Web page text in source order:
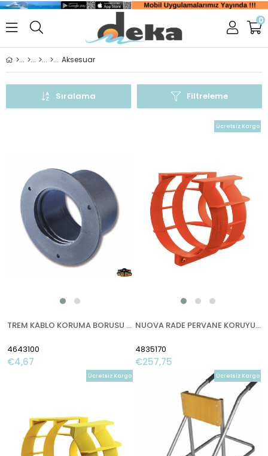
0
Aksesuar
Filtreleme
Sıralama
TREM KABLO KORUMA BORUSU İÇİN FLANŞ BAĞLANTISI
4643100
€4,67
NUOVA RADE PERVANE KORUYUCU,25-35 HP,Ø29CM,TURUNCU
4835170
€257,75
Ücretsiz Kargo
Ücretsiz Kargo Ücretsiz Kargo